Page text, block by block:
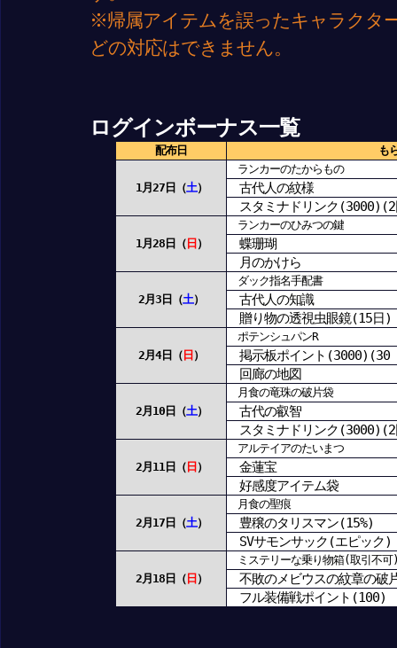
※帰属アイテムを誤ったキャラクタ
どの対応はできません。
ログインボーナス一覧
配布日 も
1月27日（土）
ランカーのたからもの
古代人の紋様
スタミナドリンク
1月28日（日 ）
ランカーのひみつの鍵
蝶珊瑚
月のかけら
2月3日（土）
ダック指名手配書
古代人の知識
贈り物の透視虫眼鏡(15日)
2月4日（ 日 ）
ポテンシュパンR
掲示板ポイント
回廊の地図
2月10日（土）
月食の竜珠の破片袋
古代の叡智
スタミナドリンク
2月11日（日 ）
アルテイアのたいまつ
金蓮宝
好感度アイテム袋
2月17日（土）
月食の聖痕
豊穣のタリスマン(15%)
SVサモンサック(エピック)
2月18日（日 ）
ミステリーな乗り物箱(取引不可
不敗のメビウスの紋章の破
フル装備戦ポイント(100)